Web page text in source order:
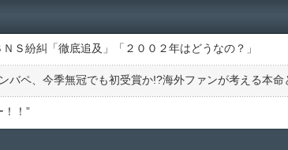
Ｓ紛糾「徹底追及」「２００２年はどうなの？」
！！”